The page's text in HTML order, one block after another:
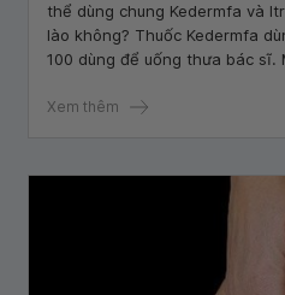
thể dùng chung Kedermfa và
lào không? Thuốc Kedermfa
100 dùng để uống thưa bác sĩ.
Xem thêm